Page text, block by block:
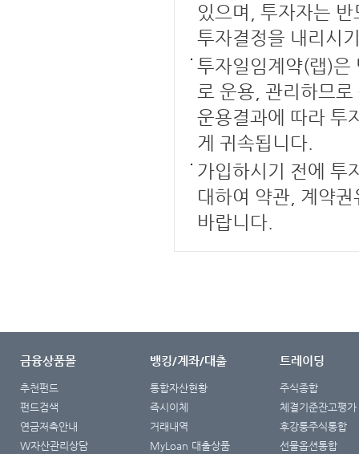
있으며, 투자자는
투자결정을 내리시
투자일임계약(랩)은
로 운용, 관리하므
운용결과에 따라 투
게 귀속됩니다.
가입하시기 전에 투
대하여 약관, 계약
바랍니다.
금융상품몰
추천펀드
펀드검색
연금저축안내
W자산관리상담
뱅킹/계좌/대출
통합자산현황
즉시이체
거래내역
MyLoan 대출상품
트레이딩
주식종합
체결기준잔고평가
후강퉁주식통합
선물옵션통합